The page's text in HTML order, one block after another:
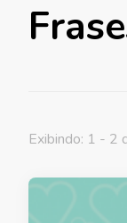
Exibindo: 1 - 2